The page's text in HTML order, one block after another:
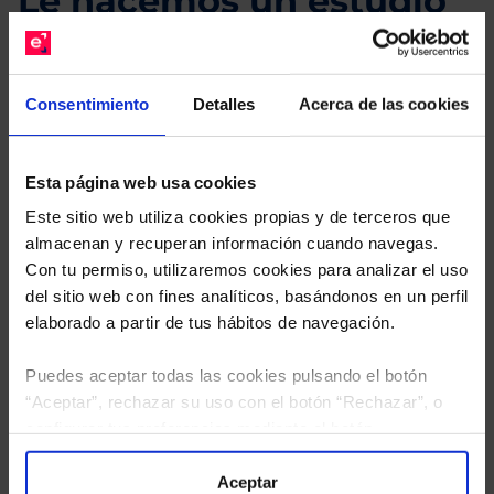
Consentimiento Detalles Acerca de las cookies
Esta página web usa cookies
Este sitio web utiliza cookies propias y de terceros que
almacenan y recuperan información cuando navegas.
Con tu permiso, utilizaremos cookies para analizar el uso
del sitio web con fines analíticos, basándonos en un perfil
elaborado a partir de tus hábitos de navegación.
Puedes aceptar todas las cookies pulsando el botón
“Aceptar”, rechazar su uso con el botón “Rechazar”, o
“Configuración”. Consulta nuestraPolítica
para más información.
Aceptar
gratuito de su cartera.
Descárguese el archivo
e indíquenos los ISINs de
Limpias con las que podrá ahorrar en sus costes.